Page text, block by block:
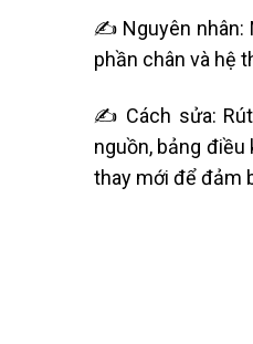
✍ Nguyên nhân:
phần chân và hệ
✍ Cách sửa: Rút
nguồn, bảng điều
thay mới để đảm